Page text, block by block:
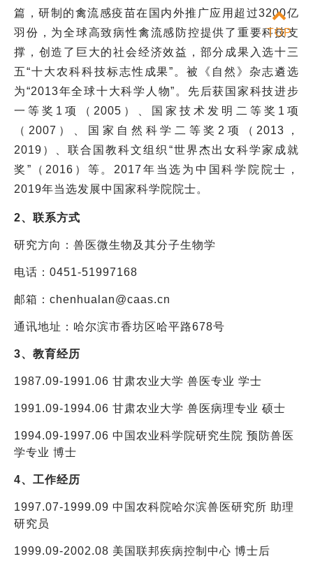
篇，研制的禽流感疫苗在国内外推广应用超过3200亿
羽份，为全球高致病性禽流感防控提供了重要科技支
撑，创造了巨大的社会经济效益，部分成果入选十三
五“十大农科科技标志性成果”。被《自然》杂志遴选
为“2013年全球十大科学人物”。先后获国家科技进步
一等奖1项（2005）、国家技术发明二等奖1项
（2007）、国家自然科学二等奖2项（2013，
2019）、联合国教科文组织“世界杰出女科学家成就
奖”（2016）等。2017年当选为中国科学院院士，
2019年当选发展中国家科学院院士。
2、联系方式
研究方向：兽医微生物及其分子生物学
电话：0451-51997168
邮箱：chenhualan@caas.cn
通讯地址：哈尔滨市香坊区哈平路678号
3、教育经历
1987.09-1991.06 甘肃农业大学 兽医专业 学士
1991.09-1994.06 甘肃农业大学 兽医病理专业 硕士
1994.09-1997.06 中国农业科学院研究生院 预防兽医
学专业 博士
4、工作经历
1997.07-1999.09 中国农科院哈尔滨兽医研究所 助理
研究员
1999.09-2002.08 美国联邦疾病控制中心 博士后
TOP